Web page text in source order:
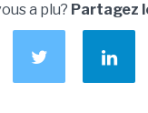
a plu? Partagez